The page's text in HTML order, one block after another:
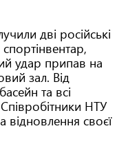
дві російські
удар припав на
зал. Від
та всі
НТУ
відновлення своєї